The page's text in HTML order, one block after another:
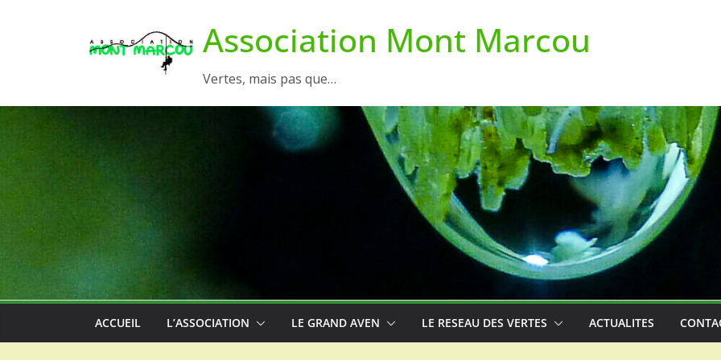
Association Mont Marcou
Vertes, mais pas que…
ACCUEIL L’ASSOCIATION LE GRAND AVEN LE RESEAU DES VERTES ACTUALITES